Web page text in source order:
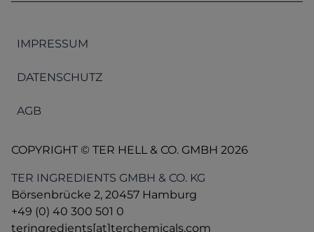
IMPRESSUM
DATENSCHUTZ
AGB
COPYRIGHT © TER HELL & CO. GMBH 2026
TER INGREDIENTS GMBH & CO. KG
Börsenbrücke 2, 20457 Hamburg
+49 (0) 40 300 501 0
teringredients[at]terchemicals.com